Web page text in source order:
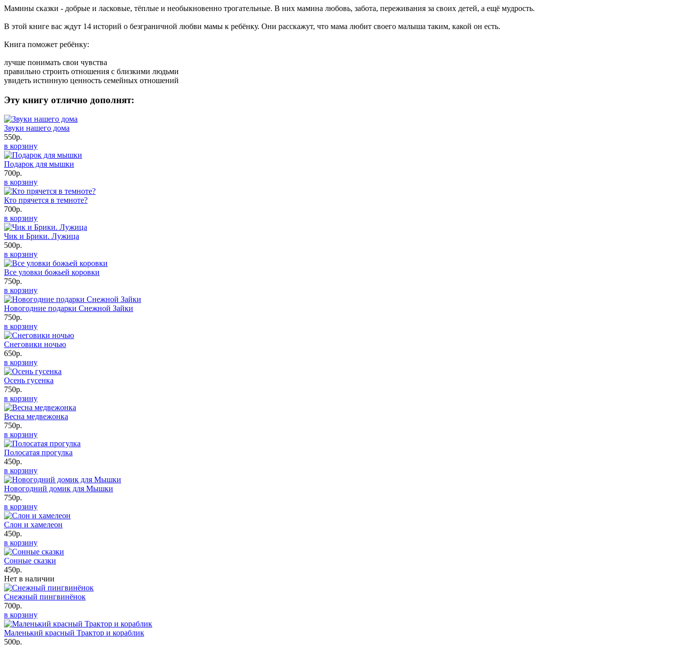
Мамины сказки - добрые и ласковые, тёплые и необыкновенно трогательные. В них мамина любовь, забота, переживания за своих детей, а ещё мудрость.
В этой книге вас ждут 14 историй о безграничной любви мамы к ребёнку. Они расскажут, что мама любит своего малыша таким, какой он есть.
Книга поможет ребёнку:
лучше понимать свои чувства
правильно строить отношения с близкими людьми
увидеть истинную ценность семейных отношений
Эту книгу отлично дополнят:
Звуки нашего дома
550р.
в корзину
Подарок для мышки
700р.
в корзину
Кто прячется в темноте?
700р.
в корзину
Чик и Брики. Лужица
500р.
в корзину
Все уловки божьей коровки
750р.
в корзину
Новогодние подарки Снежной Зайки
750р.
в корзину
Снеговики ночью
650р.
в корзину
Осень гусенка
750р.
в корзину
Весна медвежонка
750р.
в корзину
Полосатая прогулка
450р.
в корзину
Новогодний домик для Мышки
750р.
в корзину
Слон и хамелеон
450р.
в корзину
Сонные сказки
450р.
Нет в наличии
Снежный пингвинёнок
700р.
в корзину
Маленький красный Трактор и кораблик
500р.